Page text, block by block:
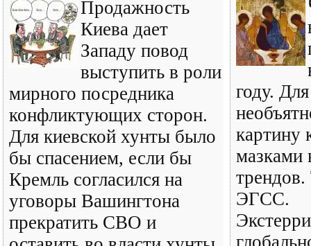
Продажность
Киева дает
Западу повод
выступить в роли
мирного посредника
конфликтующих сторон.
Для киевской хунты было
бы спасением, если бы
Кремль согласился на
уговоры Вашингтона
прекратить СВО и
году.
картину
мазками
трендов.
ЭГСС.